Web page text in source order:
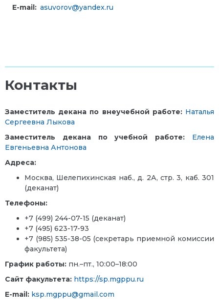
E-mail: asuvorov@yandex.ru
Контакты
Заместитель декана по внеучебной работе: Наталья
Сергеевна Лыкова
Заместитель декана по учебной работе: Елена
Евгеньевна Антонова
Адреса:
Москва, Шелепихинская наб., д. 2А, стр. 3, каб. 301
(деканат)
Телефоны:
+7 (499) 244-07-15 (деканат)
+7 (495) 623-17-93
+7 (985) 535-38-05 (секретарь приемной комиссии
факультета)
График работы: пн.–пт., 10:00–18:00
Сайт факультета: https://sp.mgppu.ru
E-mail: ksp.mgppu@gmail.com